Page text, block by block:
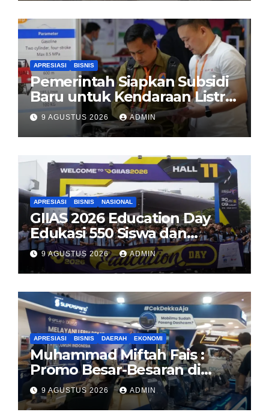
APRESIASI BISNIS
Pemerintah Siapkan Subsidi
Baru untuk Kendaraan Listrik
di 2026
9 AGUSTUS 2026 ADMIN
APRESIASI BISNIS NASIONAL
GIIAS 2026 Education Day
Edukasi 550 Siswa dan
Mahasiswa Soal Teknologi EV
dan Industri Otomotif
9 AGUSTUS 2026 ADMIN
APRESIASI BISNIS DAERAH EKONOMI
Muhammad Miftah Fais :
Promo Besar-Besaran di
GIAS, GPS.id Tawarkan Free
Instalasi Free Charge
9 AGUSTUS 2026 ADMIN